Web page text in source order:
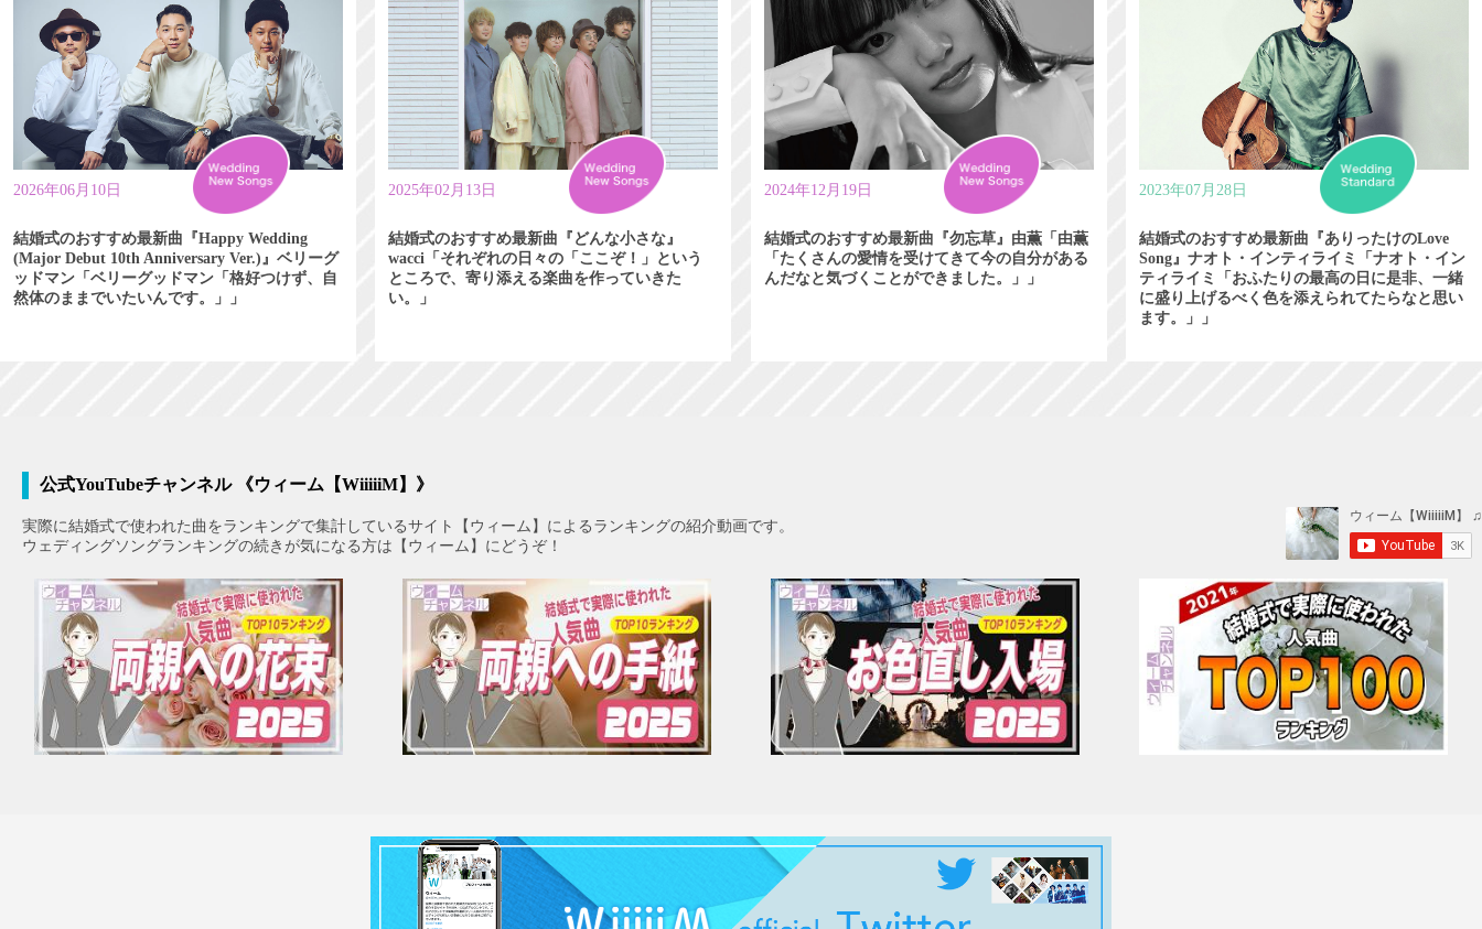
2026年06月10日
結婚式のおすすめ最新曲『Happy Wedding
(Major Debut 10th Anniversary Ver.)』ベリーグ
ッドマン「ベリーグッドマン「格好つけず、自
然体のままでいたいんです。」」
2025年02月13日
結婚式のおすすめ最新曲『どんな小さな』
wacci「それぞれの日々の「ここぞ！」という
ところで、寄り添える楽曲を作っていきた
い。」
2024年12月19日
結婚式のおすすめ最新曲『勿忘草』由薫「由薫
「たくさんの愛情を受けてきて今の自分がある
んだなと気づくことができました。」」
2023年07月28日
結婚式のおすすめ最新曲『ありったけのLove
Song』ナオト・インティライミ「ナオト・イン
ティライミ「おふたりの最高の日に是非、一緒
に盛り上げるべく色を添えられてたらなと思い
ます。」」
公式YouTubeチャンネル 《ウィーム【WiiiiiM】》
実際に結婚式で使われた曲をランキングで集計しているサイト【ウィーム】によるランキングの紹介動画です。
ウェディングソングランキングの続きが気になる方は【ウィーム】にどうぞ！